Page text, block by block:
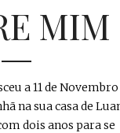
MIM
a 11 de Novembro
na sua casa de
dois anos para se